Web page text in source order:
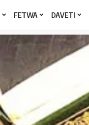
FETWA DAVETI